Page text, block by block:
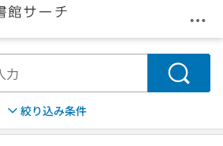
メ
検索
絞り込み条件